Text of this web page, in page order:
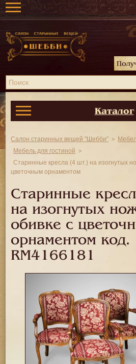
Каталог
Салон старинных вещей "Шебби"
Мебель для гостиной
Старинные кресла (4 шт.) на изогнутых
цветочным орнаментом
Старинные
на изогнутых
обивке с
орнаментом код.
RM4166181